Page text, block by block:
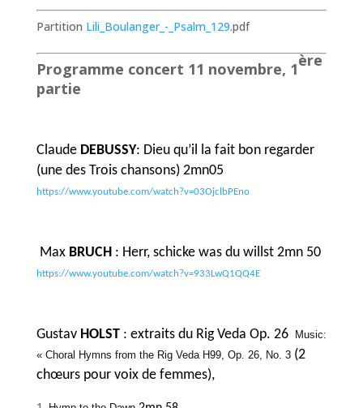
Partition Lili_Boulanger_-_Psalm_129.pdf
Programme concert 11 novembre, 1ère
partie
ClaudeDEBUSSY: Dieu qu’il la fait bon regarder
(une des Trois chansons) 2mn05
https://www.youtube.com/watch?v=03OjclbPEno
Max BRUCH: Herr, schicke was du willst 2mn 50
https://www.youtube.com/watch?v=933LwQ1QQ4E
Gustav HOLST: extraits du Rig Veda Op. 26
Music:
« Choral Hymns from the Rig Veda H99, Op. 26, No. 3 (2
chœurs pour voix de femmes),